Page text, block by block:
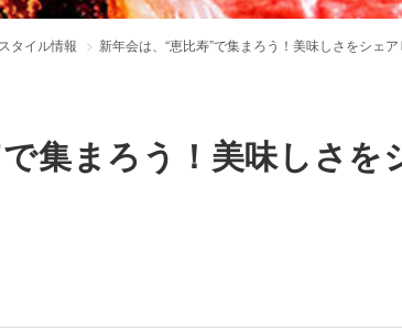
タイル情報
新年会は、“恵比寿”で集まろう！美味しさをシェ
集まろう！美味しさを